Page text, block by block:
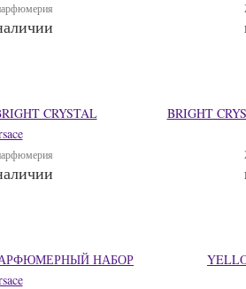
CRYSTAL
BRIGHT
ПАРФЮМЕРНЫЙ НАБОР